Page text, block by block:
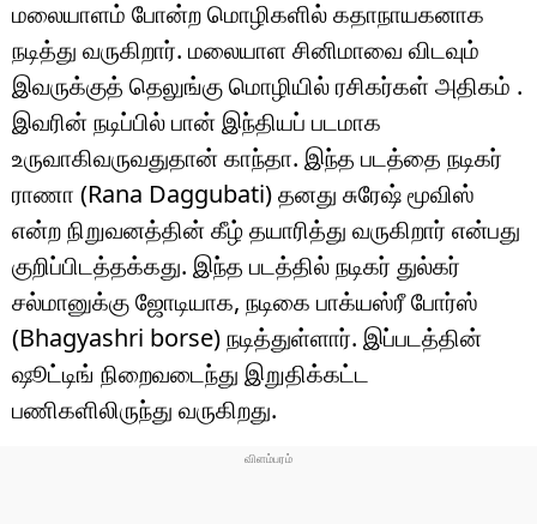
மலையாளம் போன்ற மொழிகளில் கதாநாயகனாக
நடித்து வருகிறார். மலையாள சினிமாவை விடவும்
இவருக்குத் தெலுங்கு மொழியில் ரசிகர்கள் அதிகம் .
இவரின் நடிப்பில் பான் இந்தியப் படமாக
உருவாகிவருவதுதான் காந்தா. இந்த படத்தை நடிகர்
ராணா (Rana Daggubati) தனது சுரேஷ் மூவிஸ்
என்ற நிறுவனத்தின் கீழ் தயாரித்து வருகிறார் என்பது
குறிப்பிடத்தக்கது. இந்த படத்தில் நடிகர் துல்கர்
சல்மானுக்கு ஜோடியாக, நடிகை பாக்யஸ்ரீ போர்ஸ்
(Bhagyashri borse) நடித்துள்ளார். இப்படத்தின்
ஷூட்டிங் நிறைவடைந்து இறுதிக்கட்ட
பணிகளிலிருந்து வருகிறது.